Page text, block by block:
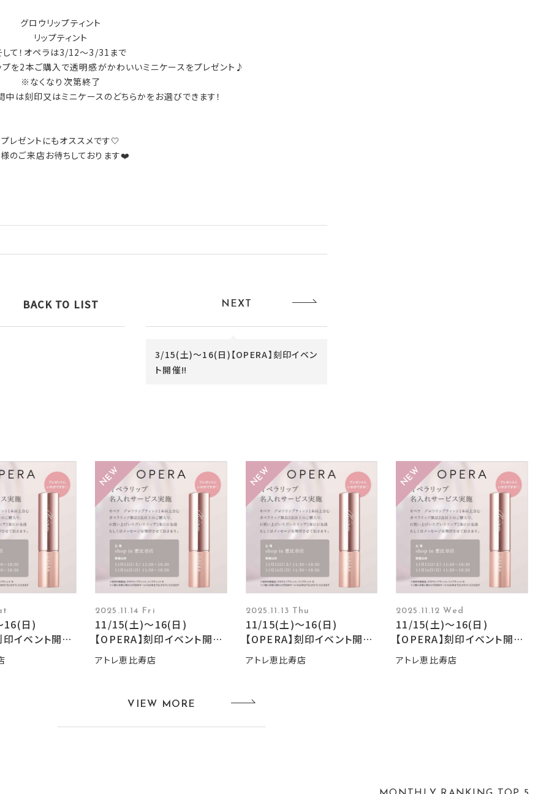
グロウリップティント
リップティント
して！オペラは3/12～3/31まで
プを2本ご購入で透明感がかわいいミニケースをプレゼント♪
※なくなり次第終了
は刻印又はミニケースのどちらかをお選びできます！
プレゼントにもオススメです🤍
のご来店お待ちしております❤️
BACK TO LIST NEXT
3/15(土)〜16(日)【OPERA】刻印イベン
ト開催‼︎
16(日)
印イベント開
2025.11.14 Fri
11/15(土)〜16(日)
【OPERA】刻印イベント開
催‼︎
アトレ恵比寿店
2025.11.13 Thu
11/15(土)〜16(日)
【OPERA】刻印イベント開
催‼︎
アトレ恵比寿店
2025.11.12 Wed
11/15(土)〜16(日)
【OPERA】刻印イベント開
催‼︎
アトレ恵比寿店
VIEW MORE